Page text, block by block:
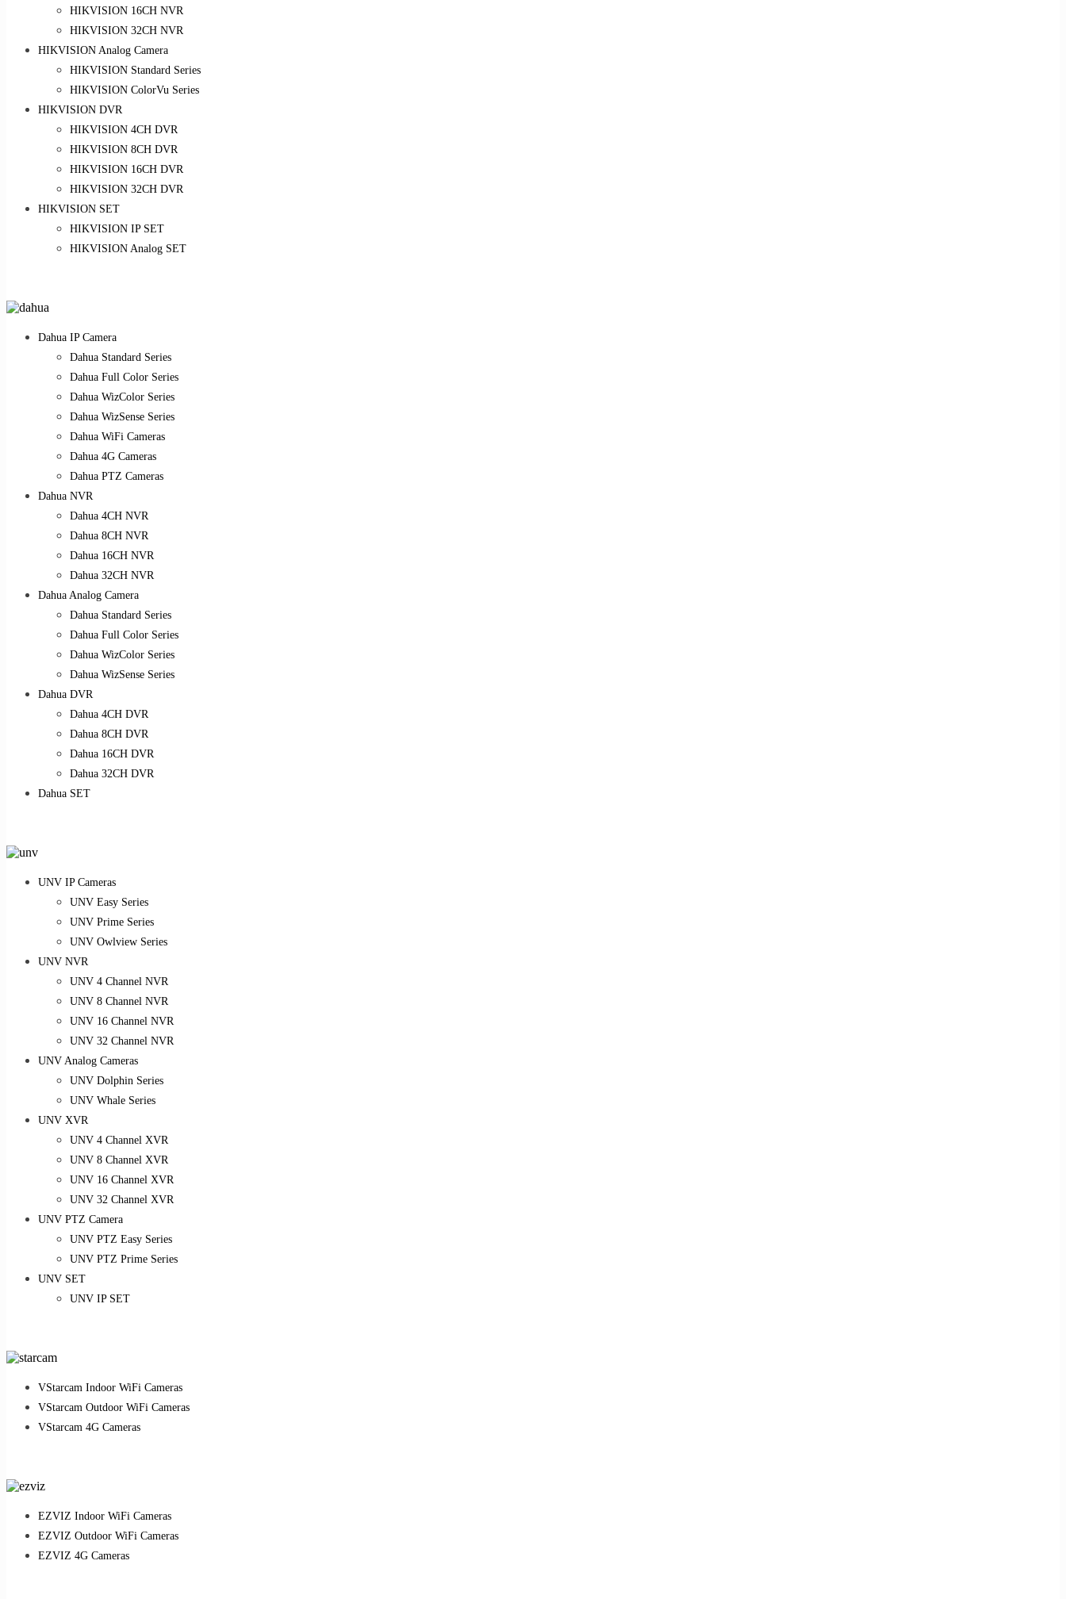
HIKVISION 16CH NVR
HIKVISION 32CH NVR
HIKVISION Analog Camera
HIKVISION Standard Series
HIKVISION ColorVu Series
HIKVISION DVR
HIKVISION 4CH DVR
HIKVISION 8CH DVR
HIKVISION 16CH DVR
HIKVISION 32CH DVR
HIKVISION SET
HIKVISION IP SET
HIKVISION Analog SET
Dahua IP Camera
Dahua Standard Series
Dahua Full Color Series
Dahua WizColor Series
Dahua WizSense Series
Dahua WiFi Cameras
Dahua 4G Cameras
Dahua PTZ Cameras
Dahua NVR
Dahua 4CH NVR
Dahua 8CH NVR
Dahua 16CH NVR
Dahua 32CH NVR
Dahua Analog Camera
Dahua Standard Series
Dahua Full Color Series
Dahua WizColor Series
Dahua WizSense Series
Dahua DVR
Dahua 4CH DVR
Dahua 8CH DVR
Dahua 16CH DVR
Dahua 32CH DVR
Dahua SET
UNV IP Cameras
UNV Easy Series
UNV Prime Series
UNV Owlview Series
UNV NVR
UNV 4 Channel NVR
UNV 8 Channel NVR
UNV 16 Channel NVR
UNV 32 Channel NVR
UNV Analog Cameras
UNV Dolphin Series
UNV Whale Series
UNV XVR
UNV 4 Channel XVR
UNV 8 Channel XVR
UNV 16 Channel XVR
UNV 32 Channel XVR
UNV PTZ Camera
UNV PTZ Easy Series
UNV PTZ Prime Series
UNV SET
UNV IP SET
VStarcam Indoor WiFi Cameras
VStarcam Outdoor WiFi Cameras
VStarcam 4G Cameras
EZVIZ Indoor WiFi Cameras
EZVIZ Outdoor WiFi Cameras
EZVIZ 4G Cameras